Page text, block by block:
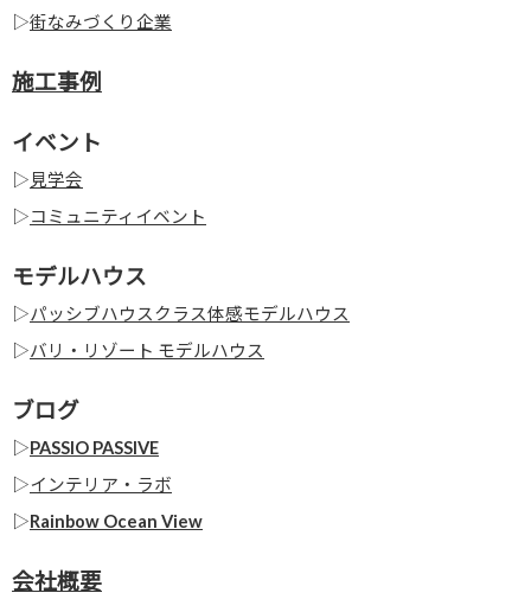
▷街なみづくり企業
施工事例
イベント
▷ 見学会
▷コミュニティイベント
モデルハウス
▷パッシブハウスクラス体感モデルハウス
▷バリ・リゾート モデルハウス
ブログ
▷PASSIO PASSIVE
▷インテリア・ラボ
▷Rainbow Ocean View
会社概要